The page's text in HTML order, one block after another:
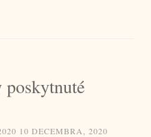
poskytnuté
10 DECEMBRA, 2020